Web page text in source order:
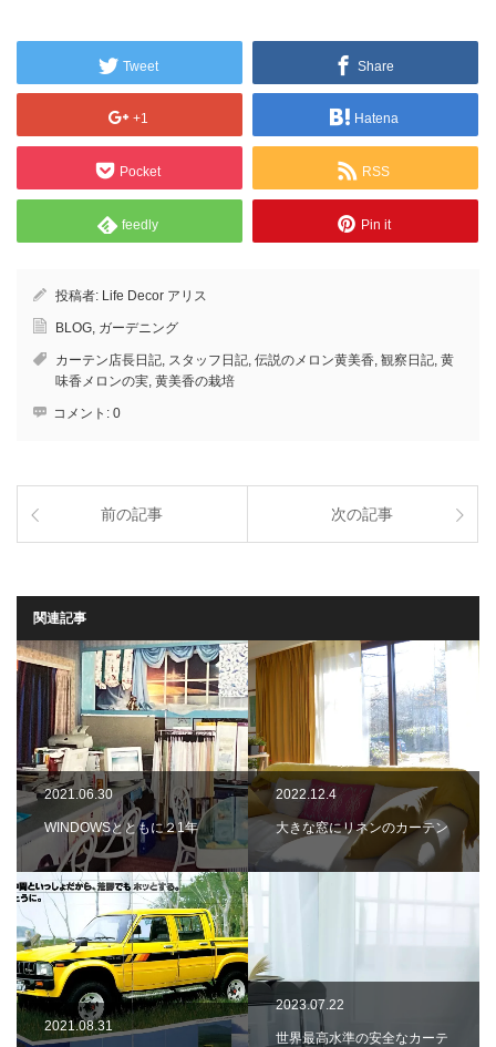
Tweet Share
+1 Hatena
Pocket RSS
feedly Pin it
投稿者: Life Decor アリス
BLOG ガーデニング
カーテン店長日記 スタッフ日記 伝説のメロン黄美香 観察日記 黄
味香メロンの実 黄美香の栽培
コメント: 0
前の記事 次の記事
関連記事
2021.06.30
WINDOWSとともに２1年
2022.12.4
大きな窓にリネンのカーテン
2021.08.31
2023.07.22
世界最高水準の安全なカーテ